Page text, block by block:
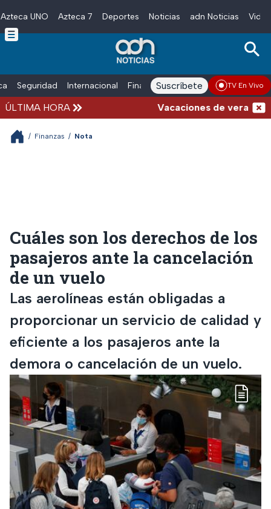
Skip to main content
Azteca UNO Azteca 7 Deportes Noticias adn Noticias
Seguridad Internacional Finanzas adn Noticias Radio
Suscríbete TV En Vivo
ÚLTIMA HORA Vacaciones de verano
/ Finanzas / Nota
Cuáles son los derechos de los
pasajeros ante la cancelación
de un vuelo
Las aerolíneas están obligadas a
proporcionar un servicio de calidad y
eficiente a los pasajeros ante la
demora o cancelación de un vuelo.